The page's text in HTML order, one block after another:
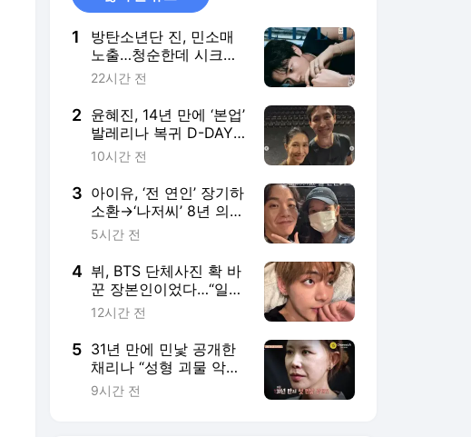
1
방탄소년단 진, 민소매
노출…청순한데 시크
[화보]
22시간 전
2 윤혜진, 14년 만에 ‘본업’
발레리나 복귀 D-DAY…
엄정화 “자랑스러워”
10시간 전
3 아이유, ‘전 연인’ 장기하
소환→‘나저씨’ 8년 의
리…“늘 든든” [SD톡톡]
5시간 전
4 뷔, BTS 단체사진 확 바
꾼 장본인이었다…“일렬
로 찍는 거 재미없어”
12시간 전
5 31년 만에 민낯 공개한
채리나 “성형 괴물 악플
상처” (터치미)
9시간 전